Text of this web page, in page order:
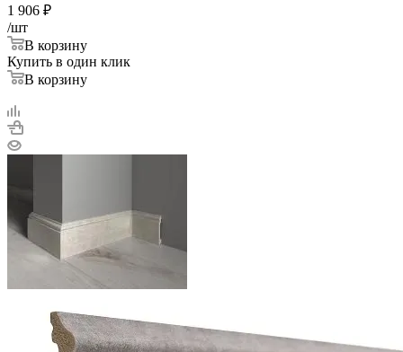
1 906 ₽
/шт
В корзину
Купить в один клик
В корзину